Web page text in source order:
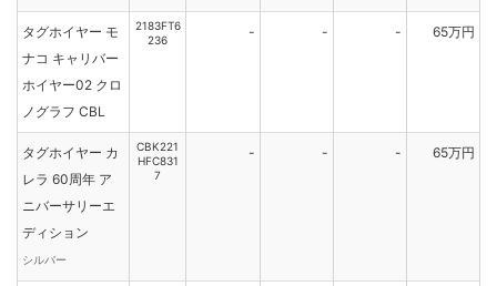
タグホイヤー モ
ナコ キャリバー
ホイヤー02 クロ
ノグラフ CBL
2183FT6
236
- - - 65万円
タグホイヤー カ
レラ 60周年 ア
ニバーサリーエ
ディション
シルバー
CBK221
HFC831
7
- - - 65万円